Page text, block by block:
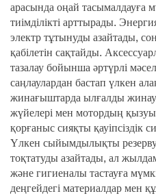
арасында оңай тасымалдауға
тиімділікті арттырады.
электр тұтынуды азайтады,
қабілетін сақтайды.
тазалау бойынша әртүрлі
саңлаулардан бастап үлкен
жинағыштарда ылғалды
жүйелері мен мотордың
қорғаныс сияқты қауіпсіздік
Үлкен сыйымдылықты
тоқтатуды азайтады, ал
және гигиеналы тастауға
деңгейдегі материалдар мен